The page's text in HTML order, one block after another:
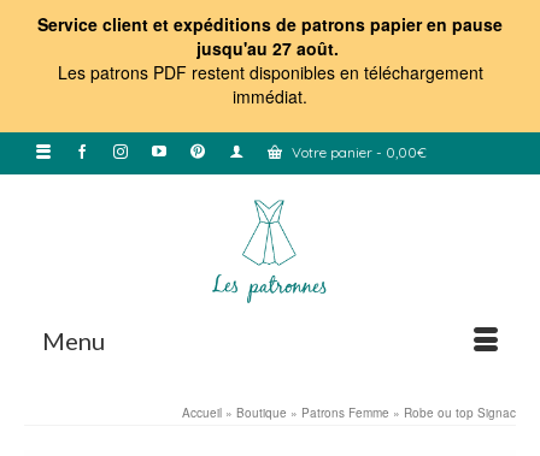
Service client et expéditions de patrons papier en pause
jusqu'au 27 août.
Les patrons PDF restent disponibles en téléchargement
immédiat.
Votre panier - 0,00€
Menu
Accueil » Boutique » Patrons Femme » Robe ou top Signac